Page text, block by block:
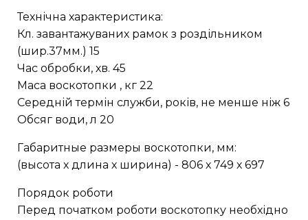
Технічна характеристика:
Кл. завантажуваних рамок з роздільником
(шир.37мм.) 15
Час обробки, хв. 45
Маса воскотопки , кг 22
Середній термін служби, років, не менше ніж 6
Обсяг води, л 20
Габаритные размеры воскотопки, мм:
(высота х длина х ширина) - 806 х 749 х 697
Порядок роботи
Перед початком роботи воскотопку необхідно